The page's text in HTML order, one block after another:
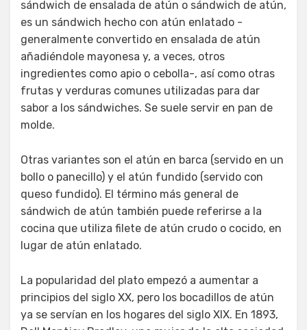
sándwich de ensalada de atún o sándwich de atún,
es un sándwich hecho con atún enlatado -
generalmente convertido en ensalada de atún
añadiéndole mayonesa y, a veces, otros
ingredientes como apio o cebolla-, así como otras
frutas y verduras comunes utilizadas para dar
sabor a los sándwiches. Se suele servir en pan de
molde.
Otras variantes son el atún en barca (servido en un
bollo o panecillo) y el atún fundido (servido con
queso fundido). El término más general de
sándwich de atún también puede referirse a la
cocina que utiliza filete de atún crudo o cocido, en
lugar de atún enlatado.
La popularidad del plato empezó a aumentar a
principios del siglo XX, pero los bocadillos de atún
ya se servían en los hogares del siglo XIX. En 1893,